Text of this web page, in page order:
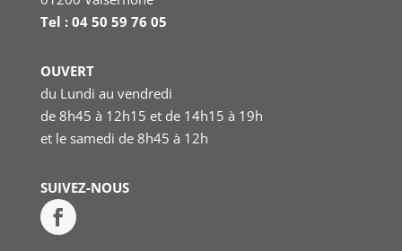
Tel : 04 50 59 76 05
OUVERT
du Lundi au vendredi
de 8h45 à 12h15 et de 14h15 à 19h
et le samedi de 8h45 à 12h
SUIVEZ-NOUS